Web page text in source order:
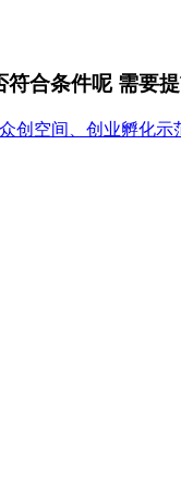
合条件呢 需要
创空间、创业孵化